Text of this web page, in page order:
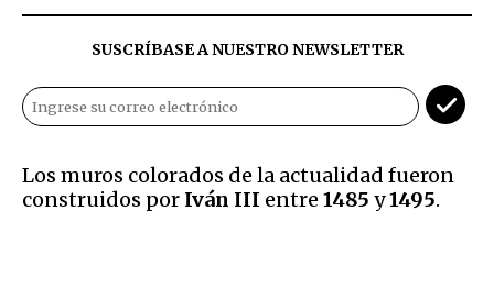
SUSCRÍBASE A NUESTRO NEWSLETTER
Los muros colorados de la actualidad fueron
construidos por Iván III entre 1485 y1495.